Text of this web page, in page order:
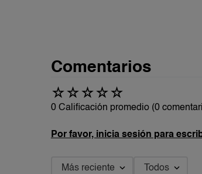
Comentarios
☆☆☆☆☆
0 Calificación promedio (0
Por favor, inicia sesión para
Más reciente Todos